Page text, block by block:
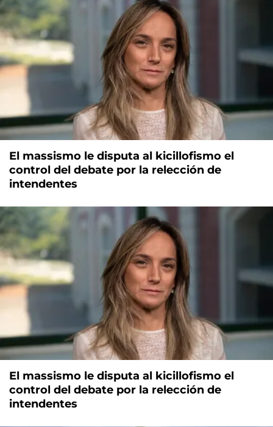
El massismo le disputa al kicillofismo el
control del debate por la relección de
intendentes
El massismo le disputa al kicillofismo el
control del debate por la relección de
intendentes